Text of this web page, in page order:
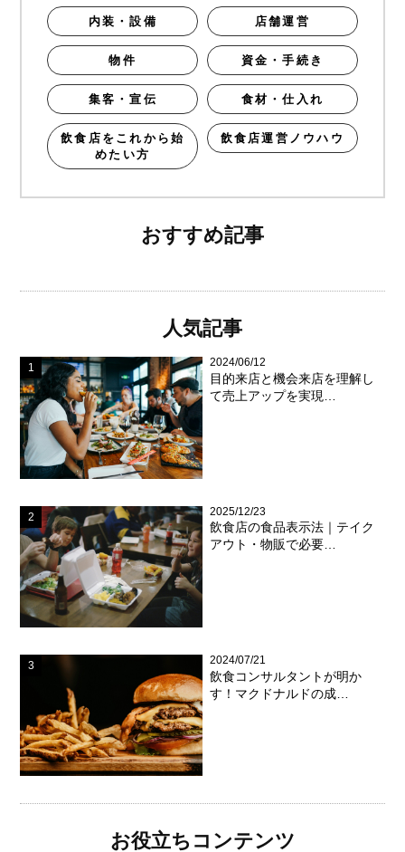
内装・設備 店舗運営
物件 資金・手続き
集客・宣伝 食材・仕入れ
飲食店をこれから始
めたい方
飲食店運営ノウハウ
おすすめ記事
人気記事
2024/06/12
目的来店と機会来店を理解し
て売上アップを実現…
2025/12/23
飲食店の食品表示法｜テイク
アウト・物販で必要…
2024/07/21
飲食コンサルタントが明か
す！マクドナルドの成…
お役立ちコンテンツ